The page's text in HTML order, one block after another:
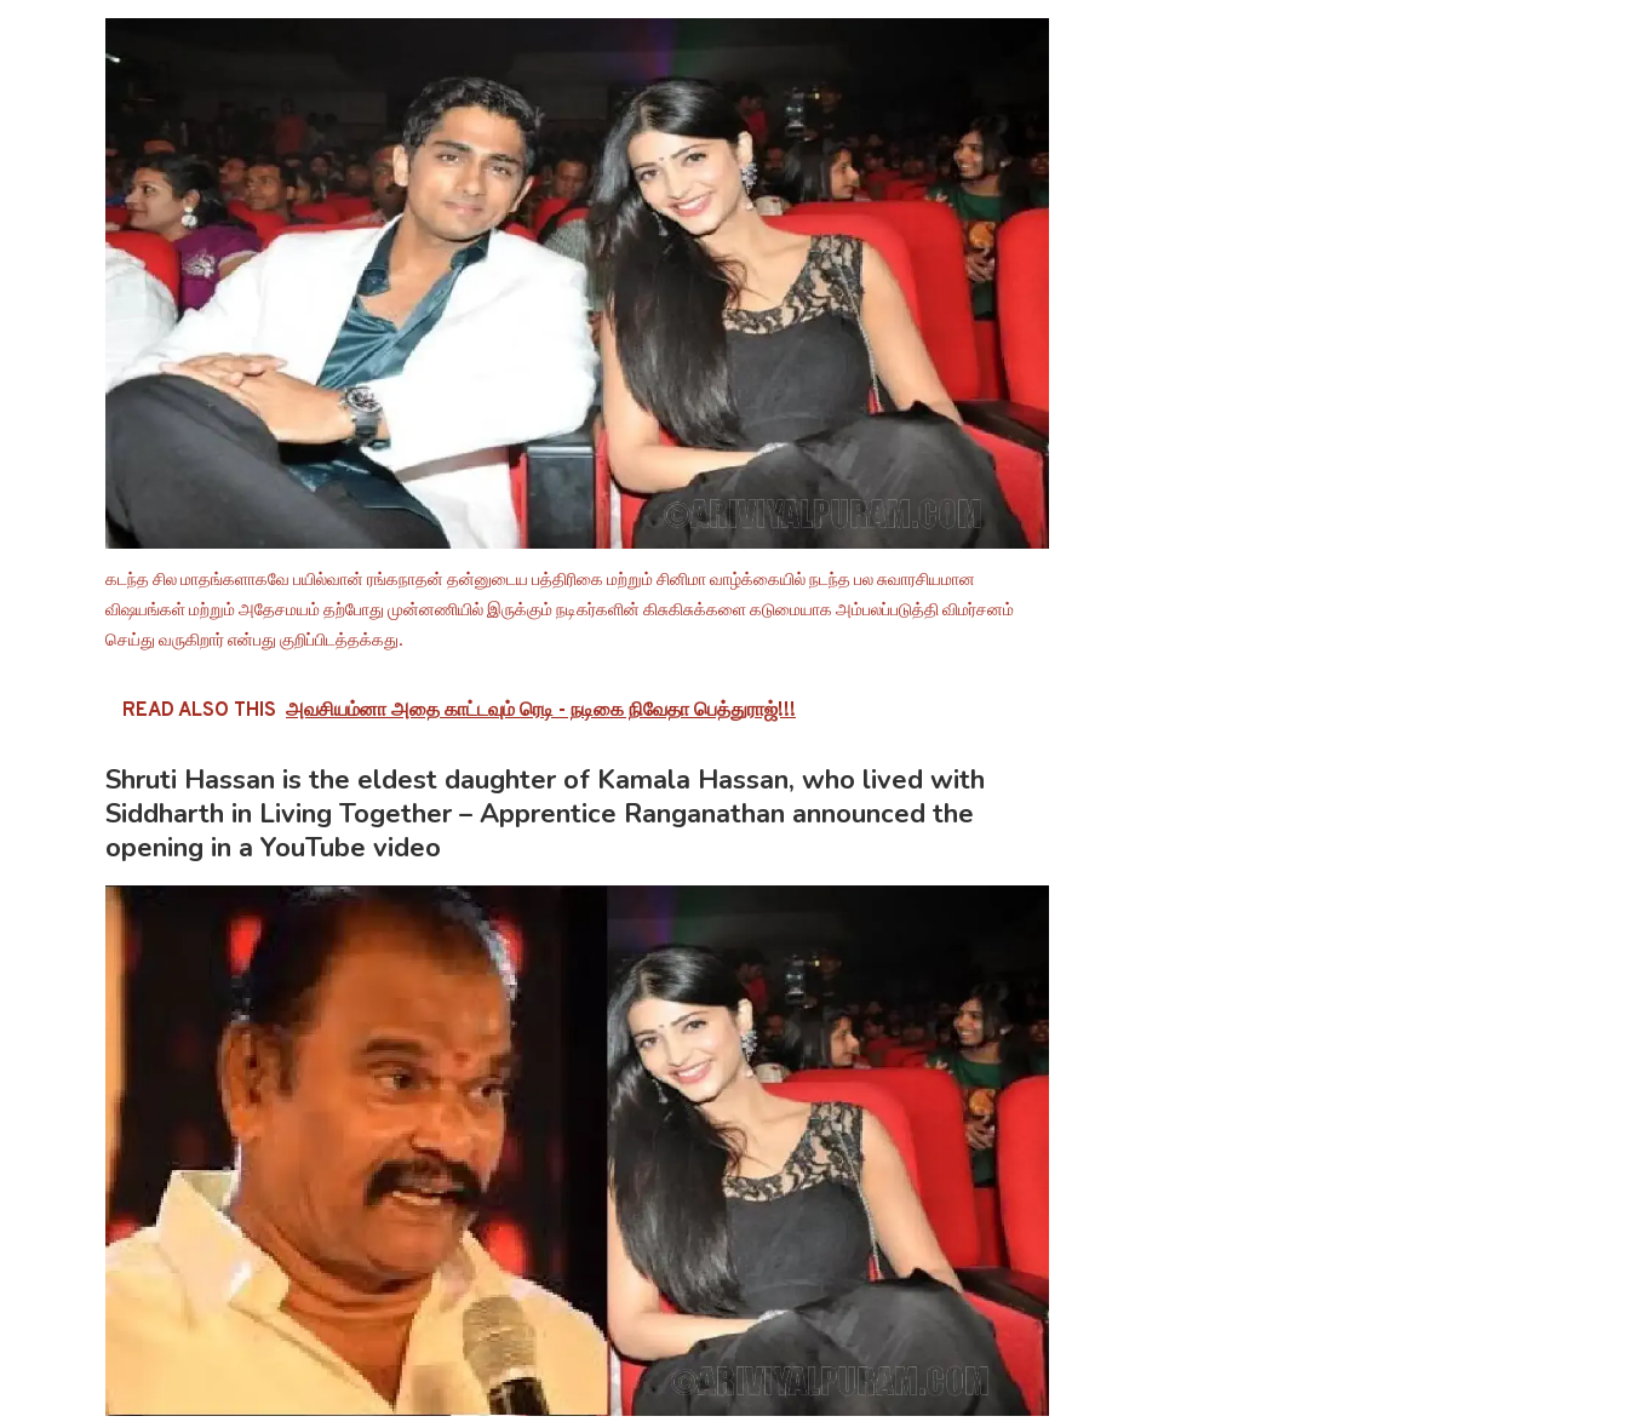
கடந்த சில மாதங்களாகவே பயில்வான் ரங்கநாதன் தன்னுடைய பத்திரிகை மற்றும் சினிமா வாழ்க்கையில் நடந்த பல சுவாரசியமான
விஷயங்கள் மற்றும் அதேசமயம் தற்போது முன்னணியில் இருக்கும் நடிகர்களின் கிசுகிசுக்களை கடுமையாக அம்பலப்படுத்தி விமர்சனம்
செய்து வருகிறார் என்பது குறிப்பிடத்தக்கது.
READ ALSO THIS அவசியம்னா அதை காட்டவும் ரெடி - நடிகை நிவேதா பெத்துராஜ்!!!
Shruti Hassan is the eldest daughter of Kamala Hassan, who lived with
Siddharth in Living Together – Apprentice Ranganathan announced the
opening in a YouTube video